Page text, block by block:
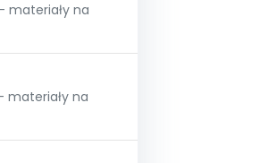
materiały na
materiały na